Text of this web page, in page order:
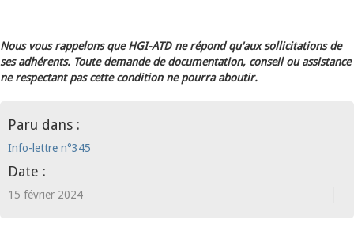
Nous vous rappelons que HGI-ATD ne répond qu'aux sollicitations de
ses adhérents. Toute demande de documentation, conseil ou assistance
ne respectant pas cette condition ne pourra aboutir.
Paru dans :
Info-lettre n°345
Date :
15 février 2024